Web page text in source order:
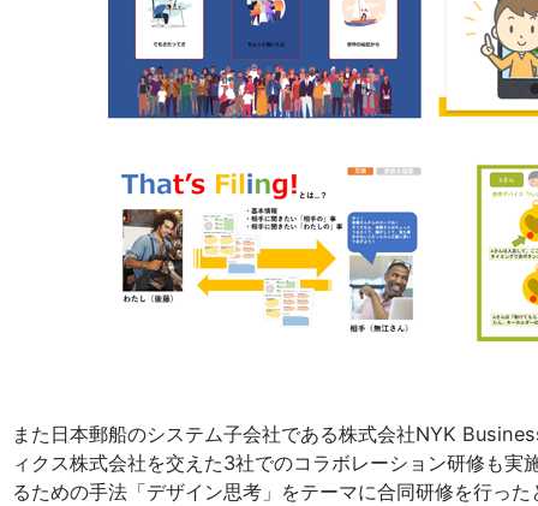
また日本郵船のシステム子会社である株式会社NYK
ィクス株式会社を交えた3社でのコラボレーション研修も
るための手法「デザイン思考」をテーマに合同研修を行っ